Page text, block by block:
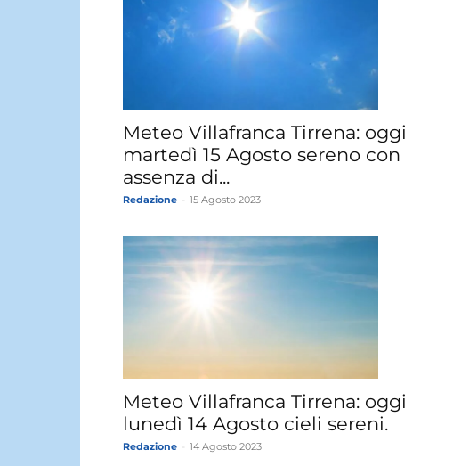
Meteo Villafranca Tirrena: oggi
martedì 15 Agosto sereno con
assenza di...
Redazione 15 Agosto 2023
Meteo Villafranca Tirrena: oggi
lunedì 14 Agosto cieli sereni.
Redazione 14 Agosto 2023